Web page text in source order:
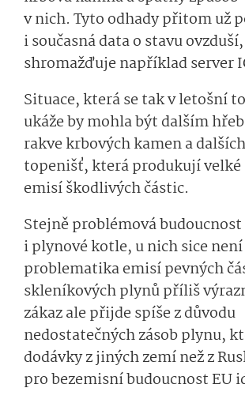
v nich. Tyto odhady přitom už
i současná data o stavu
shromažďuje například server
Situace, která se tak v letošní
ukáže by mohla být dalším
rakve krbových kamen a
topenišť, která produkují
emisí škodlivých částic.
Stejně problémová budoucnost
i plynové kotle, u nich sice není
problematika emisí pevných
skleníkových plynů příliš
zákaz ale přijde spíše z důvodu
nedostatečných zásob plynu,
dodávky z jiných zemí než z
pro bezemisní budoucnost EU